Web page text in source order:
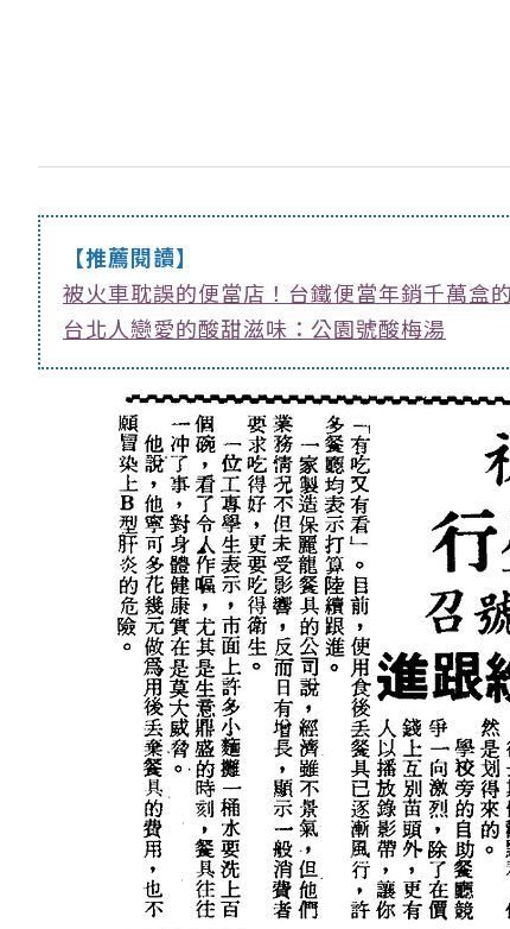
【推薦閱讀】
被火車耽誤的便當店！台鐵便當年銷千萬盒
台北人戀愛的酸甜滋味：公園號酸梅湯